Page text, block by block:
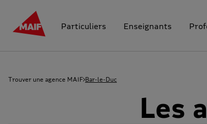
Particuliers Enseignants
Trouver une agence MAIF Bar-le-Duc
Les